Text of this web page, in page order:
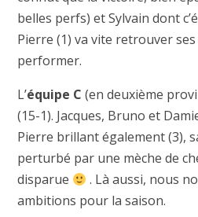
belles perfs) et Sylvain dont
Pierre (1) va vite retrouver
performer.
L’équipe C (en deuxième
(15-1). Jacques, Bruno et
Pierre brillant également (3),
perturbé par une mèche de
disparue
. Là aussi, nous
ambitions pour la saison.